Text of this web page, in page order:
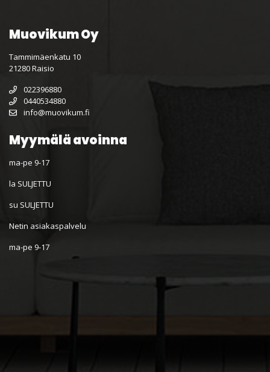
Muovikum Oy
Tammimäenkatu 10
21280 Raisio
022396880
0440534880
info@muovikum.fi
Myymälä avoinna
ma-pe 9-17
la SULJETTU
su SULJETTU
Netin asiakaspalvelu
ma-pe 9-17